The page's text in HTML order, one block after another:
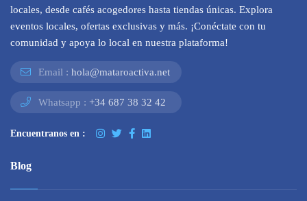
locales, desde cafés acogedores hasta tiendas únicas. Explora
eventos locales, ofertas exclusivas y más. ¡Conéctate con tu
comunidad y apoya lo local en nuestra plataforma!
Email : hola@mataroactiva.net
Whatsapp : +34 687 38 32 42
Encuentranos en :
Blog